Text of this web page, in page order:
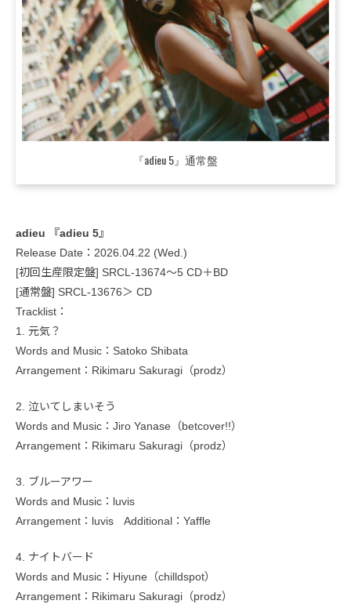
『adieu 5』通常盤
adieu 『adieu 5』
Release Date：2026.04.22 (Wed.)
[初回生産限定盤] SRCL-13674〜5 CD＋BD
[通常盤] SRCL-13676＞ CD
Tracklist：
1. 元気？
Words and Music：Satoko Shibata
Arrangement：Rikimaru Sakuragi（prodz）
2. 泣いてしまいそう
Words and Music：Jiro Yanase（betcover!!）
Arrangement：Rikimaru Sakuragi（prodz）
3. ブルーアワー
Words and Music：luvis
Arrangement：luvis Additional：Yaffle
4. ナイトバード
Words and Music：Hiyune（chilldspot）
Arrangement：Rikimaru Sakuragi（prodz）